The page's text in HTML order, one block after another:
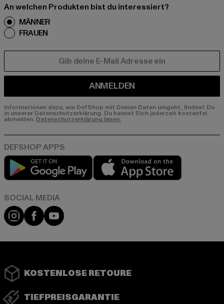
An welchen Produkten bist du interessiert?
MÄNNER
FRAUEN
ANMELDEN
Informationen dazu, wie DefShop mit Deinen Daten umgeht, findest Du
in unserer Datenschutzerklärung. Du kannst Dich jederzeit kostenfei
abmelden. Datenschutzerklärung lesen.
Play market
Instagram
FacebookYouTube
KOSTENLOSE RETOURE
TIEFPREISGARANTIE